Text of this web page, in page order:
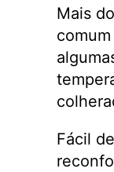
Mais
Fácil